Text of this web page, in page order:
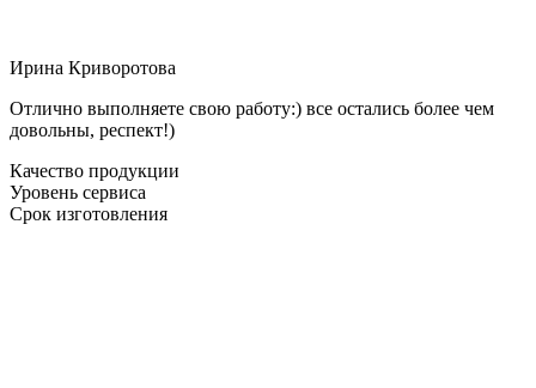
Ирина Криворотова
Отлично выполняете свою работу:) все остались более чем
довольны, респект!)
Качество продукции
Уровень сервиса
Срок изготовления